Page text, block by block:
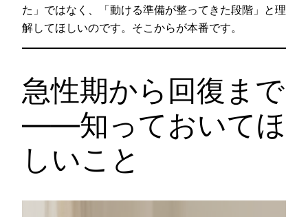
た」ではなく、「動ける準備が整ってきた段階」と理
解してほしいのです。そこからが本番です。
急性期から回復まで
——知っておいてほ
しいこと